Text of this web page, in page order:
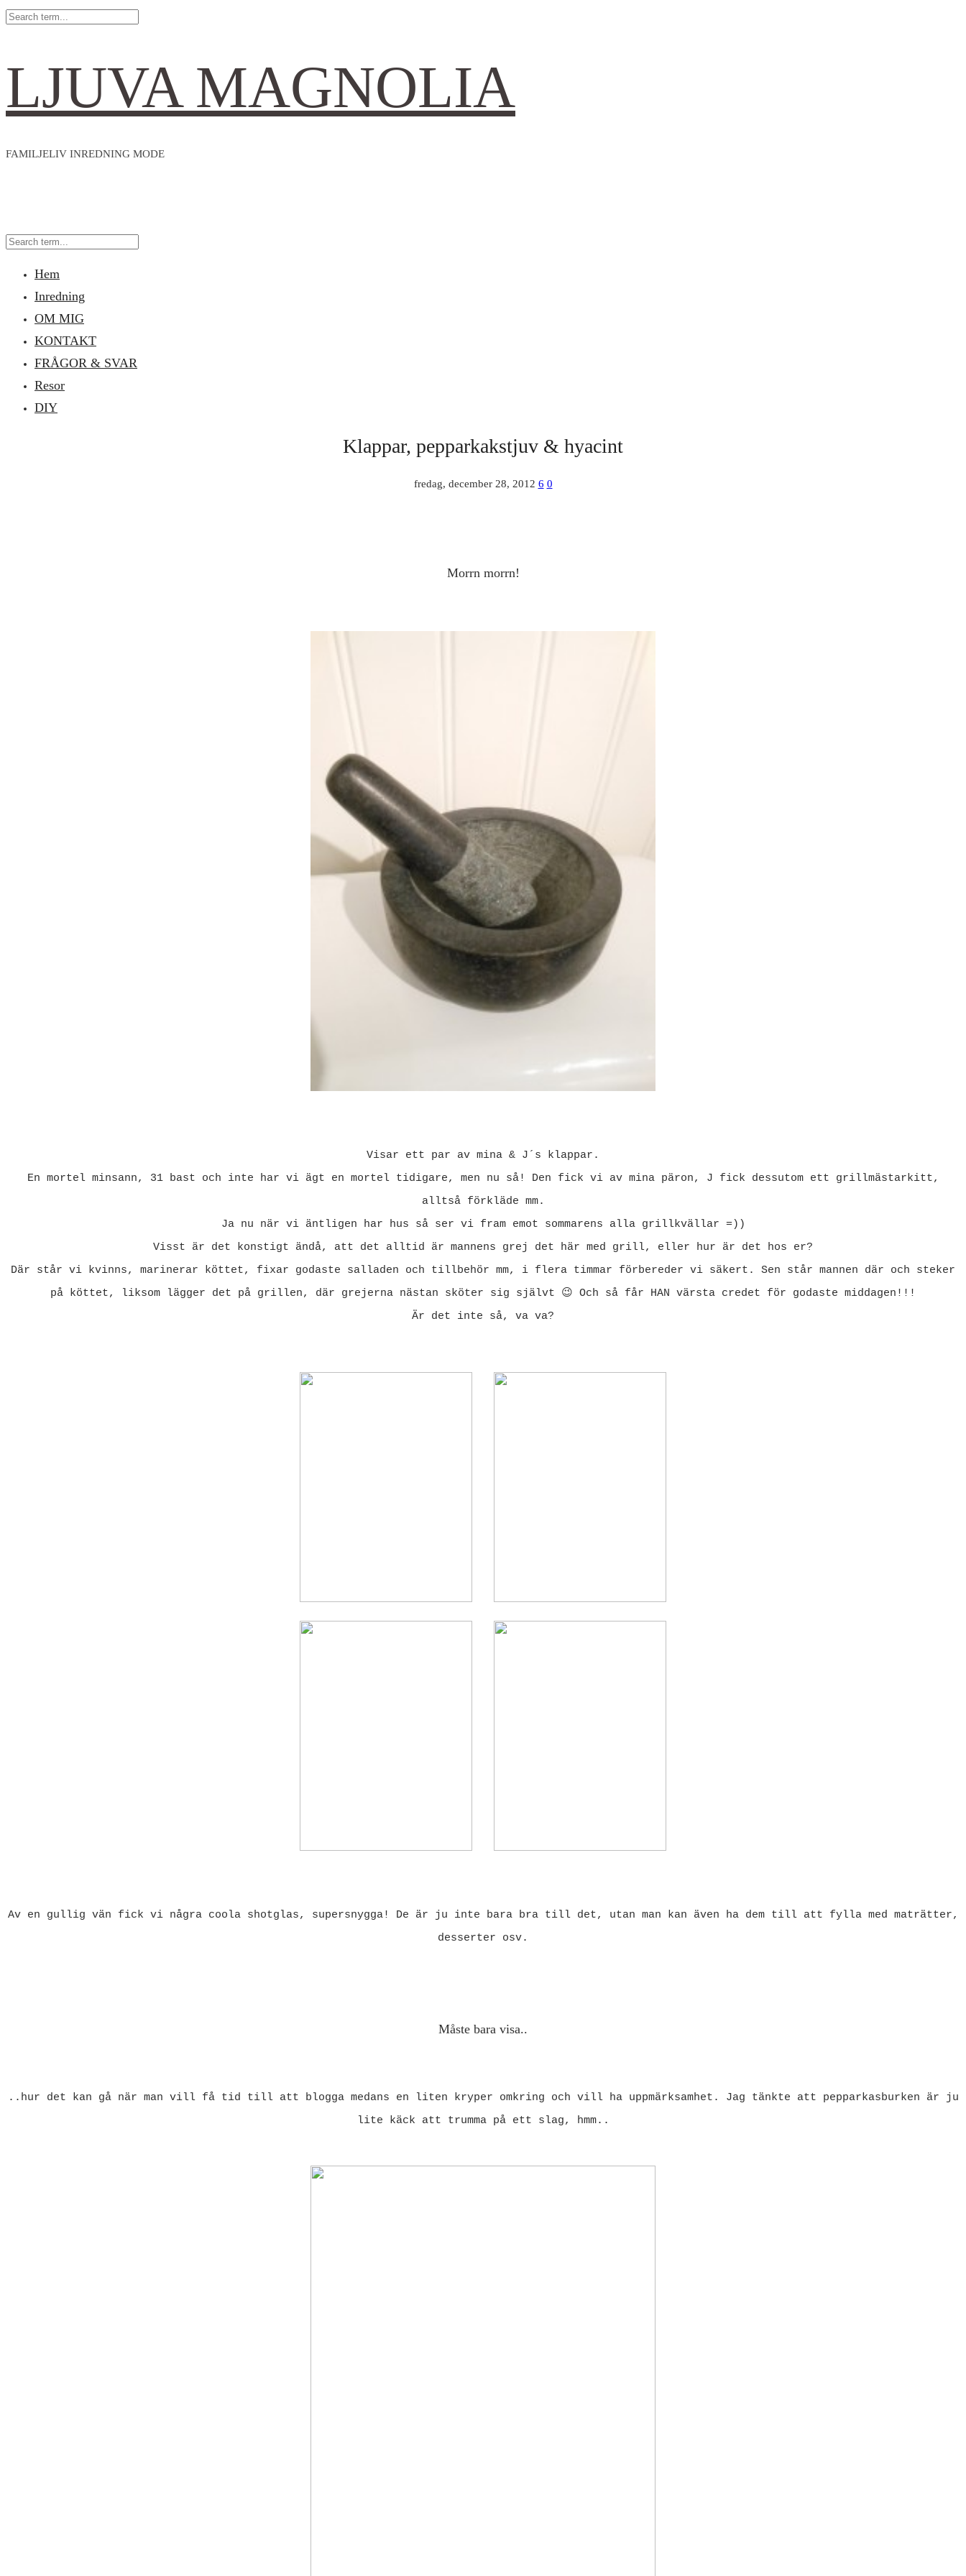
LJUVA MAGNOLIA
FAMILJELIV INREDNING MODE
Hem
Inredning
OM MIG
KONTAKT
FRÅGOR & SVAR
Resor
DIY
Klappar, pepparkakstjuv & hyacint
fredag, december 28, 2012 6 0
Morrn morrn!
Visar ett par av mina & J´s klappar.
En mortel minsann, 31 bast och inte har vi ägt en mortel tidigare, men nu så! Den fick vi av mina päron, J fick dessutom ett grillmästarkitt,
alltså förkläde mm.
Ja nu när vi äntligen har hus så ser vi fram emot sommarens alla grillkvällar =))
Visst är det konstigt ändå, att det alltid är mannens grej det här med grill, eller hur är det hos er?
Där står vi kvinns, marinerar köttet, fixar godaste salladen och tillbehör mm, i flera timmar förbereder vi säkert. Sen står mannen där och steker
på köttet, liksom lägger det på grillen, där grejerna nästan sköter sig självt 😉 Och så får HAN värsta credet för godaste middagen!!!
Är det inte så, va va?
Av en gullig vän fick vi några coola shotglas, supersnygga! De är ju inte bara bra till det, utan man kan även ha dem till att fylla med maträtter,
desserter osv.
Måste bara visa..
..hur det kan gå när man vill få tid till att blogga medans en liten kryper omkring och vill ha uppmärksamhet. Jag tänkte att pepparkasburken är ju
lite käck att trumma på ett slag, hmm..